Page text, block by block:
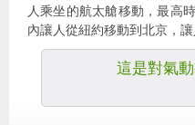
人乘坐的航太艙移動，最高
內讓人從紐約移動到北京，
這是對氣